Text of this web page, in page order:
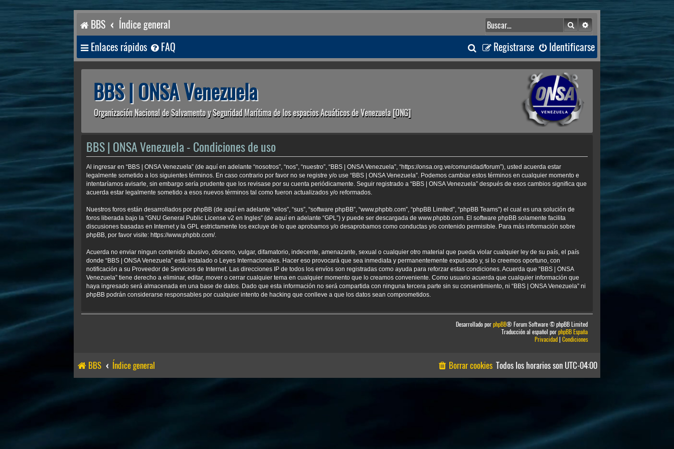
BBS Índice general BuscarBúsqueda avanzada
Enlaces rápidos FAQ Identificarse
Registrarse
B
u
a
r
BBS | ONSA Venezuela
Organización Nacional de Salvamento y Seguridad Marítima de los espacios Acuáticos de Venezuela [ONG]
BBS | ONSA Venezuela - Condiciones de uso
Al ingresar en “BBS | ONSA Venezuela” (de aquí en adelante “nosotros”, “nos”, “nuestro”, “BBS | ONSA Venezuela”, “https://onsa.org.ve/comunidad/forum”), usted acuerda estar
legalmente sometido a los siguientes términos. En caso contrario por favor no se registre y/o use “BBS | ONSA Venezuela”. Podemos cambiar estos términos en cualquier momento e
intentaríamos avisarle, sin embargo sería prudente que los revisase por su cuenta periódicamente. Seguir registrado a “BBS | ONSA Venezuela” después de esos cambios significa que
acuerda estar legalmente sometido a esos nuevos términos tal como fueron actualizados y/o reformados.
Nuestros foros están desarrollados por phpBB (de aquí en adelante “ellos”, “sus”, “software phpBB”, “www.phpbb.com”, “phpBB Limited”, “phpBB Teams”) el cual es una solución de
foros liberada bajo la “GNU General Public License v2 en Ingles” (de aquí en adelante “GPL”) y puede ser descargada de www.phpbb.com. El software phpBB solamente facilita
discusiones basadas en Internet y la GPL estrictamente los excluye de lo que aprobamos y/o desaprobamos como conductas y/o contenido permisible. Para más información sobre
phpBB, por favor visite: https://www.phpbb.com/.
Acuerda no enviar ningun contenido abusivo, obsceno, vulgar, difamatorio, indecente, amenazante, sexual o cualquier otro material que pueda violar cualquier ley de su país, el país
donde “BBS | ONSA Venezuela” está instalado o Leyes Internacionales. Hacer eso provocará que sea inmediata y permanentemente expulsado y, si lo creemos oportuno, con
notificación a su Proveedor de Servicios de Internet. Las direcciones IP de todos los envíos son registradas como ayuda para reforzar estas condiciones. Acuerda que “BBS | ONSA
Venezuela” tiene derecho a eliminar, editar, mover o cerrar cualquier tema en cualquier momento que lo creamos conveniente. Como usuario acuerda que cualquier información que
haya ingresado será almacenada en una base de datos. Dado que esta información no será compartida con ninguna tercera parte sin su consentimiento, ni “BBS | ONSA Venezuela” ni
phpBB podrán considerarse responsables por cualquier intento de hacking que conlleve a que los datos sean comprometidos.
Desarrollado porphpBB® Forum Software © phpBB Limited
Traducción al español porphpBB España
Privacidad| Condiciones
BBS Índice general Todos los horarios son UTC-04:00
Borrar cookies